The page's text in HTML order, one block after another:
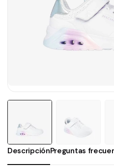
DescripciónPreguntas